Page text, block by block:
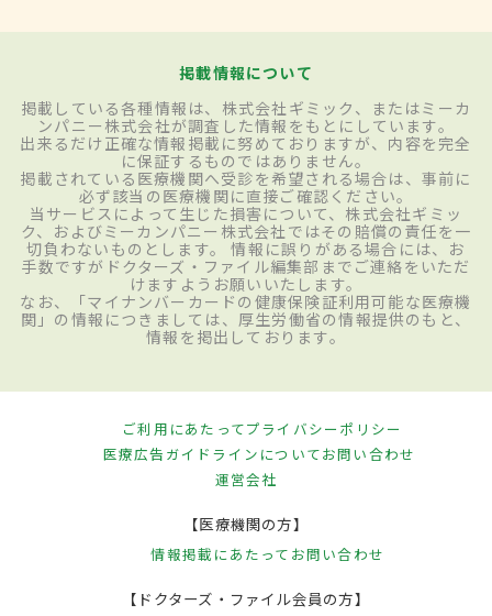
掲載情報について
掲載している各種情報は、株式会社ギミック、またはミーカ
ンパニー株式会社が調査した情報をもとにしています。
出来るだけ正確な情報掲載に努めておりますが、内容を完全
に保証するものではありません。
掲載されている医療機関へ受診を希望される場合は、事前に
必ず該当の医療機関に直接ご確認ください。
当サービスによって生じた損害について、株式会社ギミッ
ク、およびミーカンパニー株式会社ではその賠償の責任を一
切負わないものとします。 情報に誤りがある場合には、お
手数ですがドクターズ・ファイル編集部までご連絡をいただ
けますようお願いいたします。
なお、「マイナンバーカードの健康保険証利用可能な医療機
関」の情報につきましては、厚生労働省の情報提供のもと、
情報を掲出しております。
ご利用にあたってプライバシーポリシー
医療広告ガイドラインについてお問い合わせ
運営会社
【医療機関の方】
情報掲載にあたって お問い合わせ
【ドクターズ・ファイル会員の方】